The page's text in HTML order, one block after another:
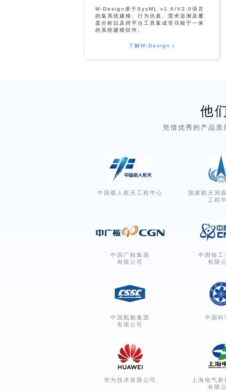
M-Design基于SysML v1.6/V2.0语言
的集系统建模、行为仿真、需求追溯及覆
盖分析以及跨平台工具集成等功能于一体
的系统建模软件。
了解M-Design
他
凭借优秀的产品质
中国载人航天工程中心
国家航天局
工程
中国广核集团
有限公司
中国核工
有限
中国船舶集团
有限公司
中国科
华为技术有限公司
上海电气
有限